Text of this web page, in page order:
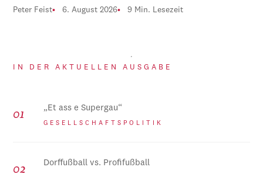
Peter Feist 6. August 2026 9 Min. Lesezeit
IN DER AKTUELLEN AUSGABE
„Et ass e Supergau“
GESELLSCHAFTSPOLITIK
Dorffußball vs. Profifußball